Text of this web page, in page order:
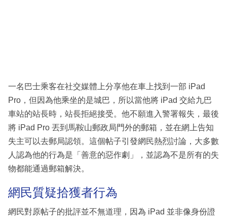
區
一名巴士乘客在社交媒體上分享他在車上找到一部 iPad
Pro，但因為他乘坐的是城巴，所以當他將 iPad 交給九巴
車站的站長時，站長拒絕接受。他不願進入警署報失，最後
將 iPad Pro 丟到馬鞍山郵政局門外的郵箱，並在網上告知
失主可以去郵局認領。這個帖子引發網民熱烈討論，大多數
人認為他的行為是「善意的惡作劇」，並認為不是所有的失
物都能通過郵箱解決。
網民質疑拾獲者行為
網民對原帖子的批評並不無道理，因為 iPad 並非像身份證